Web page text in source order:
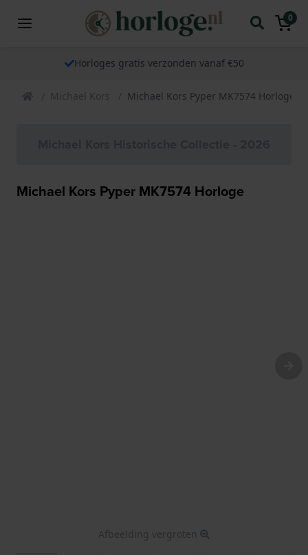
0
Horloges gratis verzonden vanaf €50
Michael Kors Michael Kors Pyper MK7574 Horloge
Michael Kors Pyper MK7574 Horloge
Afbeelding vergroten